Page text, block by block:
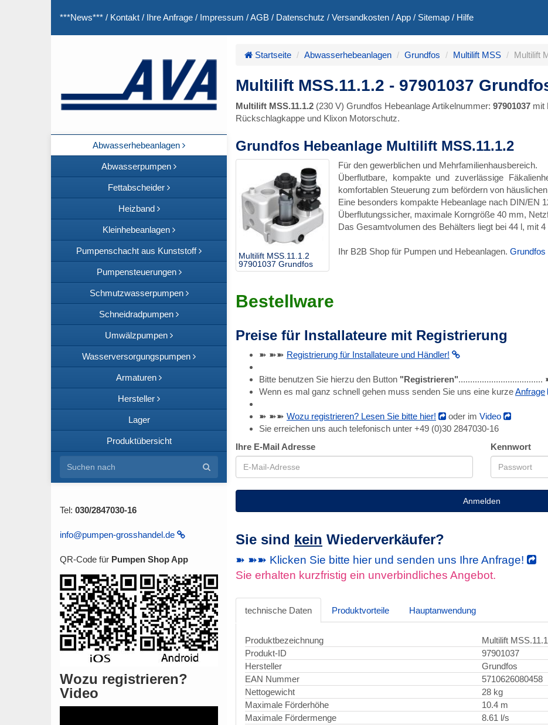
***News*** / Kontakt / Ihre Anfrage / Impressum /AGB / Datenschutz / Versandkosten /App / Sitemap / Hilfe
Abwasserhebeanlagen
Abwasserpumpen
Fettabscheider
Heizband
Kleinhebeanlagen
Pumpenschacht aus Kunststoff
Pumpensteuerungen
Schmutzwasserpumpen
Schneidradpumpen
Umwälzpumpen
Wasserversorgungspumpen
Armaturen
Hersteller
Lager
Produktübersicht
Tel: 030/2847030-16
info@pumpen-grosshandel.de
QR-Code für Pumpen Shop App
Wozu registrieren?
Video
Startseite Abwasserhebeanlagen Grundfos Multilift MSS Multilift
Multilift MSS.11.1.2 - 97901037
Multilift MSS.11.1.2 (230 V) Grundfos Hebeanlage Artikelnummer: 97901037 mit
Rückschlagkappe und Klixon Motorschutz.
Grundfos Hebeanlage Multilift MSS.11.1.2
Multilift MSS.11.1.2
97901037 Grundfos
Für den gewerblichen und Mehrfamilienhausbereich.
Überflutbare, kompakte und zuverlässige
komfortablen Steuerung zum befördern von
Eine besonders kompakte Hebeanlage nach DIN/EN
Überflutungssicher, maximale Korngröße 40 mm,
Das Gesamtvolumen des Behälters liegt bei 44 l, mit
Ihr B2B Shop für Pumpen und Hebeanlagen. Grundfos
Bestellware
Preise für Installateure mit Registrierung
➽ ➽➽ Registrierung für Installateure und Händler!
Bitte benutzen Sie hierzu den Button "Registrieren"
Wenn es mal ganz schnell gehen muss senden Sie uns eine kurzeAnfrage
➽ ➽➽ Wozu registrieren? Lesen Sie bitte hier! oder im Video
Sie erreichen uns auch telefonisch unter +49 (0)30 2847030-16
Ihre E-Mail Adresse
Kennwort
Anmelden
Sie sind kein Wiederverkäufer?
➽ ➽➽ Klicken Sie bitte hier und senden uns Ihre Anfrage!
Sie erhalten kurzfristig ein unverbindliches Angebot.
technische Daten Produktvorteile Hauptanwendung
Produktbezeichnung
Multilift
Produkt-ID
97901037
Hersteller
Grundfos
EAN Nummer
5710626080458
Nettogewicht
28 kg
Maximale Förderhöhe
10.4 m
Maximale Fördermenge
8.61 l/s